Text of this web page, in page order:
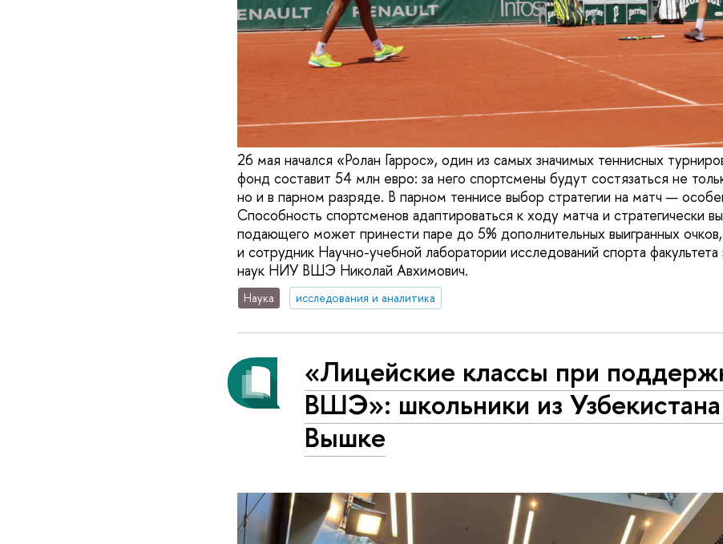
26 мая начался «Ролан Гаррос», один из самых значимых теннисных
фонд составит 54 млн евро: за него спортсмены будут состязаться не
но и в парном разряде. В парном теннисе выбор стратегии на матч —
Способность спортсменов адаптироваться к ходу матча и стратегически
подающего может принести паре до 5% дополнительных выигранных
и сотрудник Научно-учебной лаборатории исследований спорта
наук НИУ ВШЭ Николай Авхимович.
Наука исследования и аналитика
«Лицейские классы при
ВШЭ»: школьники из
Вышке